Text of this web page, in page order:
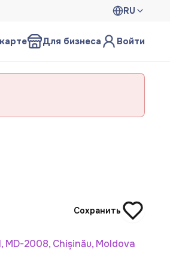
RU
Для бизнеса Войти
Сохранить
MD-2008, Chișinău, Moldova